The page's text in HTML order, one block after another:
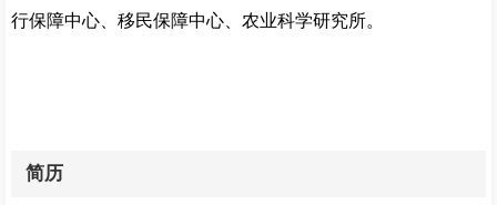
行保障中心、移民保障中心、农业科学研究所。
简历